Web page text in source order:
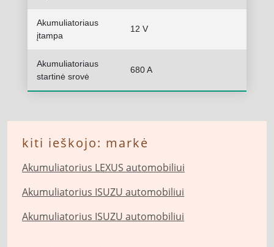
Akumuliatoriaus
įtampa
12 V
Akumuliatoriaus
startinė srovė
680 A
kiti ieškojo: markė
Akumuliatorius LEXUS automobiliui
Akumuliatorius ISUZU automobiliui
Akumuliatorius ISUZU automobiliui